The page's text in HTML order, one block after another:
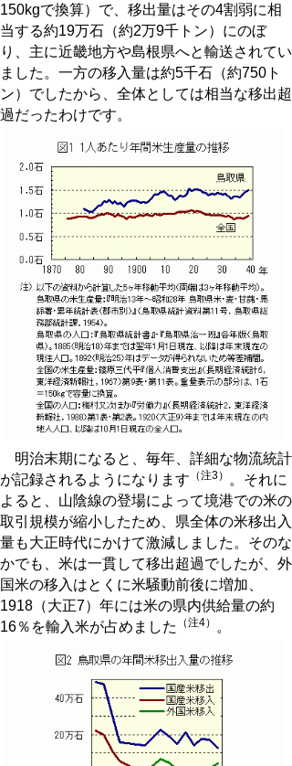
150kgで換算）で、移出量はその4割弱に相
当する約19万石（約2万9千トン）にのぼ
り、主に近畿地方や島根県へと輸送されてい
ました。一方の移入量は約5千石（約750ト
ン）でしたから、全体としては相当な移出超
過だったわけです。
明治末期になると、毎年、詳細な物流統計
が記録されるようになります （注3）
。それに
よると、山陰線の登場によって境港での米の
取引規模が縮小したため、県全体の米移出入
量も大正時代にかけて激減しました。そのな
かでも、米は一貫して移出超過でしたが、外
国米の移入はとくに米騒動前後に増加、
1918（大正7）年には米の県内供給量の約
16％を輸入米が占めました
（注4） 。